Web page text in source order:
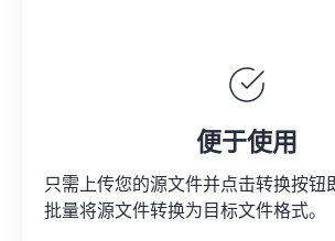
便于使用
只需上传您的源文件并点击转换按钮
批量将源文件转换为目标文件格式。